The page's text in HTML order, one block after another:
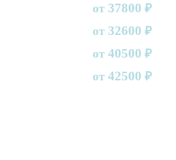
от 37800 ₽
от 32600 ₽
от 40500 ₽
от 42500 ₽